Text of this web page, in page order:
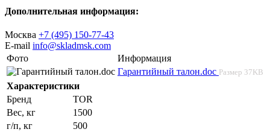
Дополнительная информация:
Москва +7 (495) 150-77-43
E-mail info@skladmsk.com
Фото
Информация
Гарантийный талон.doc Размер 37KB
Характеристики
Бренд
TOR
Вес, кг
1500
г/п, кг
500